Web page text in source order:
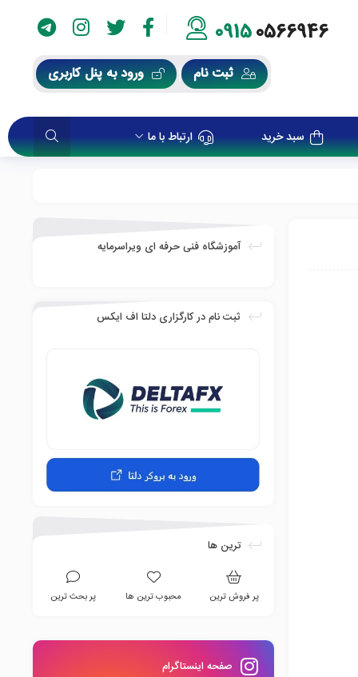
09150566946
ثبت نام ورود به پنل کاربری
سبد خرید ارتباط با ما
آموزشگاه فنی حرفه ای ویراسرمایه
ثبت نام در کارگزاری دلتا اف ایکس
ترین ها
پر فروش ترین محبوب ترین ها پر بحث ترین
صفحه اینستاگرام